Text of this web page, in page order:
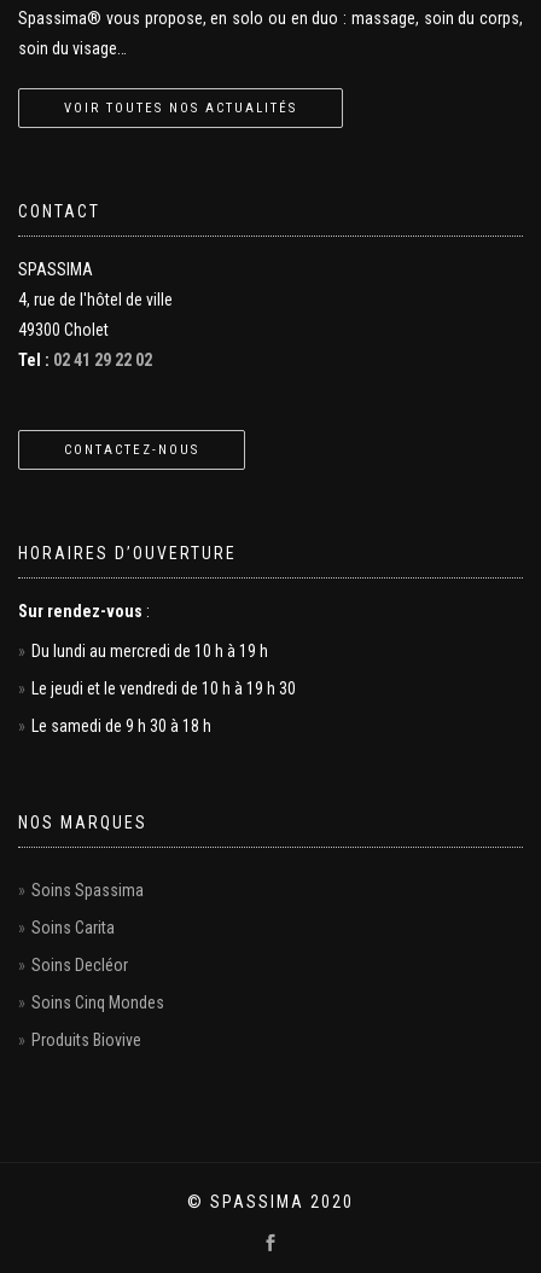
Spassima® vous propose, en solo ou en duo : massage, soin du corps,
soin du visage…
VOIR TOUTES NOS ACTUALITÉS
CONTACT
SPASSIMA
4, rue de l'hôtel de ville
49300 Cholet
Tel : 02 41 29 22 02
CONTACTEZ-NOUS
HORAIRES D’OUVERTURE
Sur rendez-vous :
Du lundi au mercredi de 10 h à 19 h
Le jeudi et le vendredi de 10 h à 19 h 30
Le samedi de 9 h 30 à 18 h
NOS MARQUES
Soins Spassima
Soins Carita
Soins Decléor
Soins Cinq Mondes
Produits Biovive
© SPASSIMA 2020